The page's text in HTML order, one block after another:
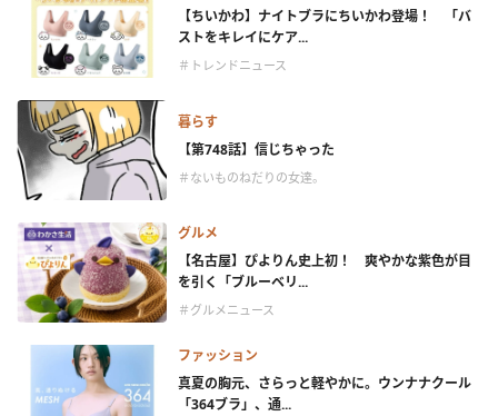
【ちいかわ】ナイトブラにちいかわ登場！ 「バ
ストをキレイにケア...
＃トレンドニュース
暮らす
【第748話】信じちゃった
＃ないものねだりの女達。
グルメ
【名古屋】ぴよりん史上初！ 爽やかな紫色が目
を引く「ブルーベリ...
＃グルメニュース
ファッション
真夏の胸元、さらっと軽やかに。ウンナナクール
「364ブラ」、通...